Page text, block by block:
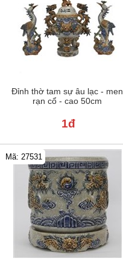
Đỉnh thờ tam sự âu lạc - men
rạn cổ - cao 50cm
1đ
Mã: 27531